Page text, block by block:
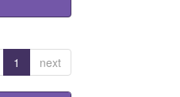
1 next